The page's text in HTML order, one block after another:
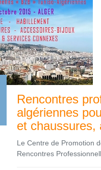
Rencontres
algériennes
et chaussures,
Le Centre de Promotion
Rencontres